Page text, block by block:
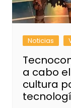
Noticias
a cabo
cultura